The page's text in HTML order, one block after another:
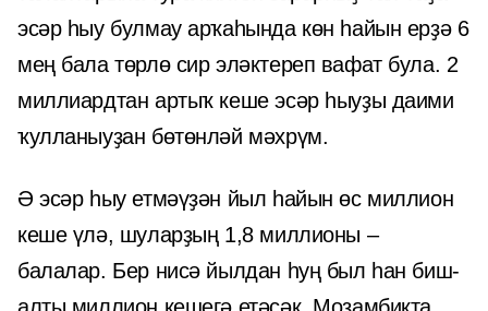
эсәр һыу булмау арҡаһында көн һайын ерҙә 6
мең бала төрлө сир эләктереп вафат була. 2
миллиардтан артыҡ кеше эсәр һыуҙы даими
ҡулланыуҙан бөтөнләй мәхрүм.
Ә эсәр һыу етмәүҙән йыл һайын өс миллион
кеше үлә, шуларҙың 1,8 миллионы –
балалар. Бер нисә йылдан һуң был һан биш-